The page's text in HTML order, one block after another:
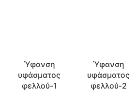
Ύφανση
υφάσματος
φελλού-1
Ύφανση
υφάσματος
φελλού-2